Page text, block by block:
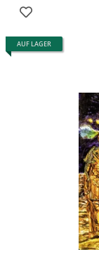
AUF LAGER